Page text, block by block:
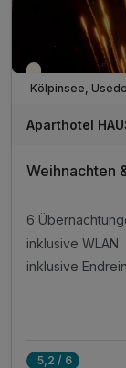
Saisonal
Kölpinsee,
Aparthotel
Weihnachten
6
inklusive WLAN
inklusive
5,2 / 6